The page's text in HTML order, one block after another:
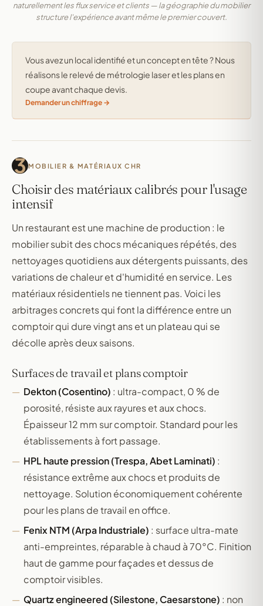
naturellement les flux service et clients — la géographie du mobilier
structure l'expérience avant même le premier couvert.
Vous avez un local identifié et un concept en tête ? Nous
réalisons le relevé de métrologie laser et les plans en
coupe avant chaque devis.
Demander un chiffrage
3 MOBILIER & MATÉRIAUX CHR
Choisir des matériaux calibrés pour l'usage
intensif
Un restaurant est une machine de production : le
mobilier subit des chocs mécaniques répétés, des
nettoyages quotidiens aux détergents puissants, des
variations de chaleur et d'humidité en service. Les
matériaux résidentiels ne tiennent pas. Voici les
arbitrages concrets qui font la différence entre un
comptoir qui dure vingt ans et un plateau qui se
décolle après deux saisons.
Surfaces de travail et plans comptoir
Dekton (Cosentino) : ultra-compact, 0 % de
porosité, résiste aux rayures et aux chocs.
Épaisseur 12 mm sur comptoir. Standard pour les
établissements à fort passage.
HPL haute pression (Trespa, Abet Laminati) :
résistance extrême aux chocs et produits de
nettoyage. Solution économiquement cohérente
pour les plans de travail en office.
Fenix NTM (Arpa Industriale) : surface ultra-mate
anti-empreintes, réparable à chaud à 70°C. Finition
haut de gamme pour façades et dessus de
comptoir visibles.
Quartz engineered (Silestone, Caesarstone) : non